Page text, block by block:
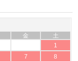
金
土
1
7
8